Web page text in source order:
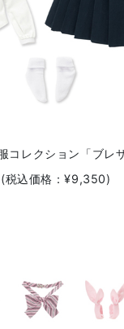
(税込価格：¥9,350)